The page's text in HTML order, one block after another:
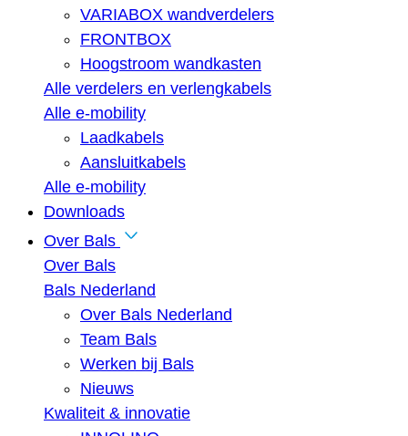
VARIABOX wandverdelers
FRONTBOX
Hoogstroom wandkasten
Alle verdelers en verlengkabels
Alle e-mobility
Laadkabels
Aansluitkabels
Alle e-mobility
Downloads
Over Bals
Over Bals
Bals Nederland
Over Bals Nederland
Team Bals
Werken bij Bals
Nieuws
Kwaliteit & innovatie